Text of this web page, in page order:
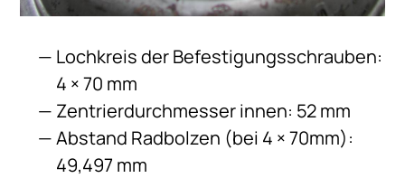
Lochkreis der Befestigungsschrauben:
4 × 70 mm
Zentrierdurchmesser innen: 52 mm
Abstand Radbolzen (bei 4 × 70mm):
49,497 mm